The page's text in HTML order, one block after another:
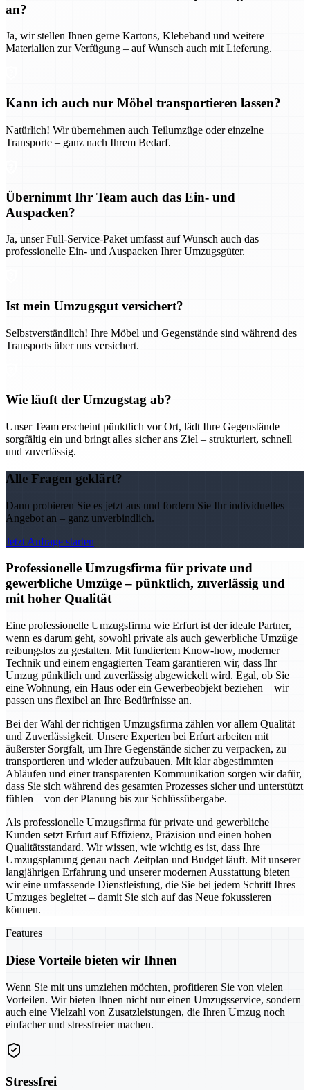
an?
Ja, wir stellen Ihnen gerne Kartons, Klebeband und weitere
Materialien zur Verfügung – auf Wunsch auch mit Lieferung.
Kann ich auch nur Möbel transportieren lassen?
Natürlich! Wir übernehmen auch Teilumzüge oder einzelne
Transporte – ganz nach Ihrem Bedarf.
Übernimmt Ihr Team auch das Ein- und
Auspacken?
Ja, unser Full-Service-Paket umfasst auf Wunsch auch das
professionelle Ein- und Auspacken Ihrer Umzugsgüter.
Ist mein Umzugsgut versichert?
Selbstverständlich! Ihre Möbel und Gegenstände sind während des
Transports über uns versichert.
Wie läuft der Umzugstag ab?
Unser Team erscheint pünktlich vor Ort, lädt Ihre Gegenstände
sorgfältig ein und bringt alles sicher ans Ziel – strukturiert, schnell
und zuverlässig.
Alle Fragen geklärt?
Dann probieren Sie es jetzt aus und fordern Sie Ihr individuelles
Angebot an – ganz unverbindlich.
Jetzt Anfrage starten
Professionelle Umzugsfirma für private und
gewerbliche Umzüge – pünktlich, zuverlässig und
mit hoher Qualität
Eine professionelle Umzugsfirma wie Erfurt ist der ideale Partner,
wenn es darum geht, sowohl private als auch gewerbliche Umzüge
reibungslos zu gestalten. Mit fundiertem Know-how, moderner
Technik und einem engagierten Team garantieren wir, dass Ihr
Umzug pünktlich und zuverlässig abgewickelt wird. Egal, ob Sie
eine Wohnung, ein Haus oder ein Gewerbeobjekt beziehen – wir
passen uns flexibel an Ihre Bedürfnisse an.
Bei der Wahl der richtigen Umzugsfirma zählen vor allem Qualität
und Zuverlässigkeit. Unsere Experten bei Erfurt arbeiten mit
äußerster Sorgfalt, um Ihre Gegenstände sicher zu verpacken, zu
transportieren und wieder aufzubauen. Mit klar abgestimmten
Abläufen und einer transparenten Kommunikation sorgen wir dafür,
dass Sie sich während des gesamten Prozesses sicher und unterstützt
fühlen – von der Planung bis zur Schlüssübergabe.
Als professionelle Umzugsfirma für private und gewerbliche
Kunden setzt Erfurt auf Effizienz, Präzision und einen hohen
Qualitätsstandard. Wir wissen, wie wichtig es ist, dass Ihre
Umzugsplanung genau nach Zeitplan und Budget läuft. Mit unserer
langjährigen Erfahrung und unserer modernen Ausstattung bieten
wir eine umfassende Dienstleistung, die Sie bei jedem Schritt Ihres
Umzuges begleitet – damit Sie sich auf das Neue fokussieren
können.
Features
Diese Vorteile bieten wir Ihnen
Wenn Sie mit uns umziehen möchten, profitieren Sie von vielen
Vorteilen. Wir bieten Ihnen nicht nur einen Umzugsservice, sondern
auch eine Vielzahl von Zusatzleistungen, die Ihren Umzug noch
einfacher und stressfreier machen.
Stressfrei